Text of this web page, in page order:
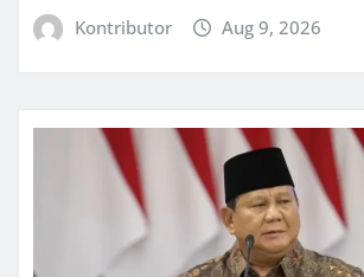
Kontributor Aug 9, 2026